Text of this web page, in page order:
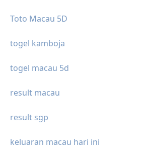
Toto Macau 5D
togel kamboja
togel macau 5d
result macau
result sgp
keluaran macau hari ini